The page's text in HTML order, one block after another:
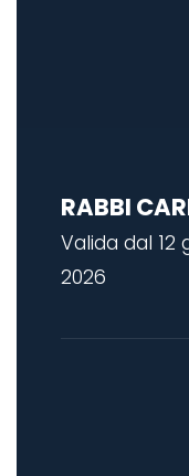
RABBI
Valida dal
2026